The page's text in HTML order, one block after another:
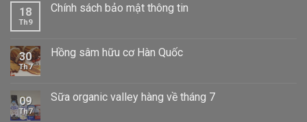
18
Th9
Chính sách bảo mật thông tin
30
Th7
Hồng sâm hữu cơ Hàn Quốc
09
Th7
Sữa organic valley hàng về tháng 7